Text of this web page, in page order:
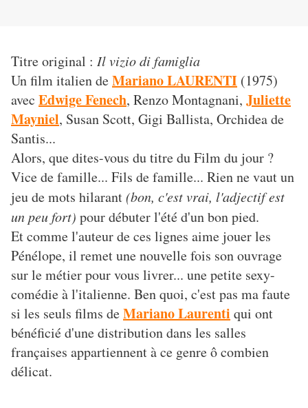
Titre original : Il vizio di famiglia
Un film italien deMariano LAURENTI (1975)
avec Edwige Fenech, Renzo Montagnani, Juliette
Mayniel, Susan Scott, Gigi Ballista, Orchidea de
Santis...
Alors, que dites-vous du titre du Film du jour ?
Vice de famille... Fils de famille... Rien ne vaut un
jeu de mots hilarant(bon, c'est vrai, l'adjectif est
un peu fort) pour débuter l'été d'un bon pied.
Et comme l'auteur de ces lignes aime jouer les
Pénélope, il remet une nouvelle fois son ouvrage
sur le métier pour vous livrer... une petite sexy-
comédie à l'italienne. Ben quoi, c'est pas ma faute
si les seuls films deMariano Laurenti qui ont
bénéficié d'une distribution dans les salles
françaises appartiennent à ce genre ô combien
délicat.